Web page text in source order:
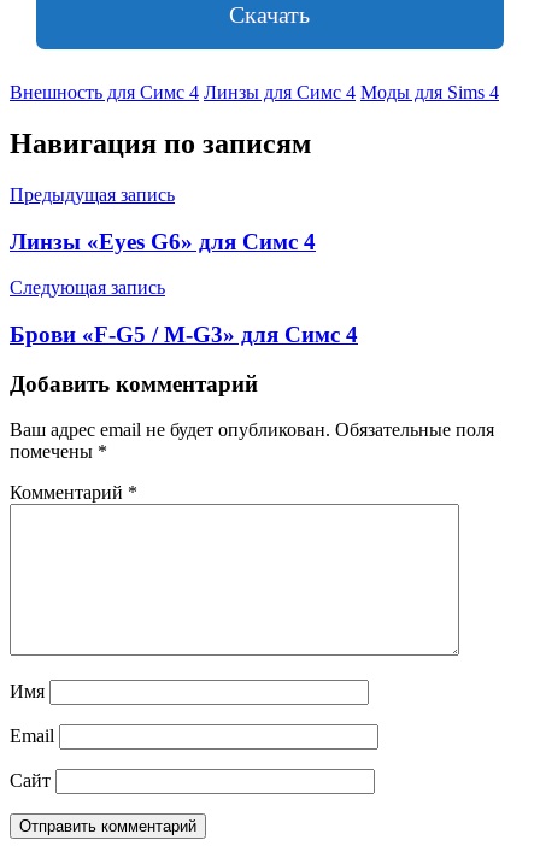
Скачать
Внешность для Симс 4 Линзы для Симс 4 Моды для Sims 4
Навигация по записям
Предыдущая запись
Линзы «Eyes G6» для Симс 4
Следующая запись
Брови «F-G5 / M-G3» для Симс 4
Добавить комментарий
Ваш адрес email не будет опубликован. Обязательные поля
помечены *
Комментарий *
Имя
Email
Сайт